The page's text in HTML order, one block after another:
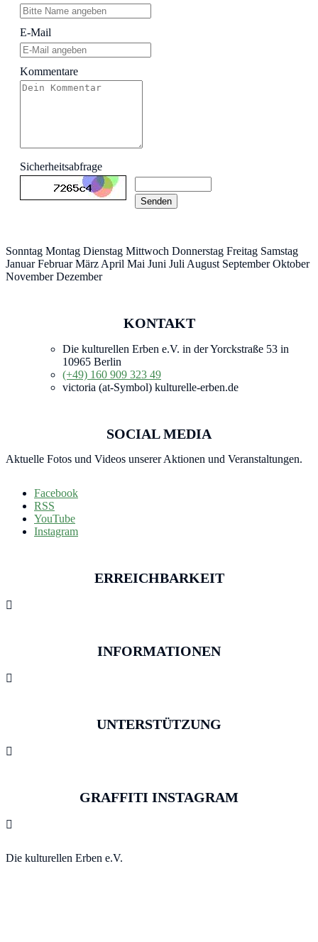
E-Mail
Kommentare
Sicherheitsabfrage
Senden
Sonntag Montag Dienstag Mittwoch Donnerstag Freitag Samstag
Januar Februar März April Mai Juni Juli August September Oktober
November Dezember
KONTAKT
Die kulturellen Erben e.V. in der Yorckstraße 53 in
10965 Berlin
(+49) 160 909 323 49
victoria (at-Symbol) kulturelle-erben.de
SOCIAL MEDIA
Aktuelle Fotos und Videos unserer Aktionen und Veranstaltungen.
Facebook
RSS
YouTube
Instagram
ERREICHBARKEIT

INFORMATIONEN

UNTERSTÜTZUNG

GRAFFITI INSTAGRAM

Die kulturellen Erben e.V.